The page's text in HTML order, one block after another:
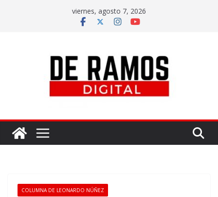
viernes, agosto 7, 2026
COLUMNA DE LEONARDO NÚÑEZ